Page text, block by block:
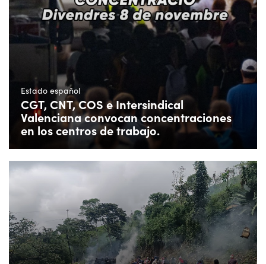
Estado español
CGT, CNT, COS e Intersindical
Valenciana convocan concentraciones
en los centros de trabajo.